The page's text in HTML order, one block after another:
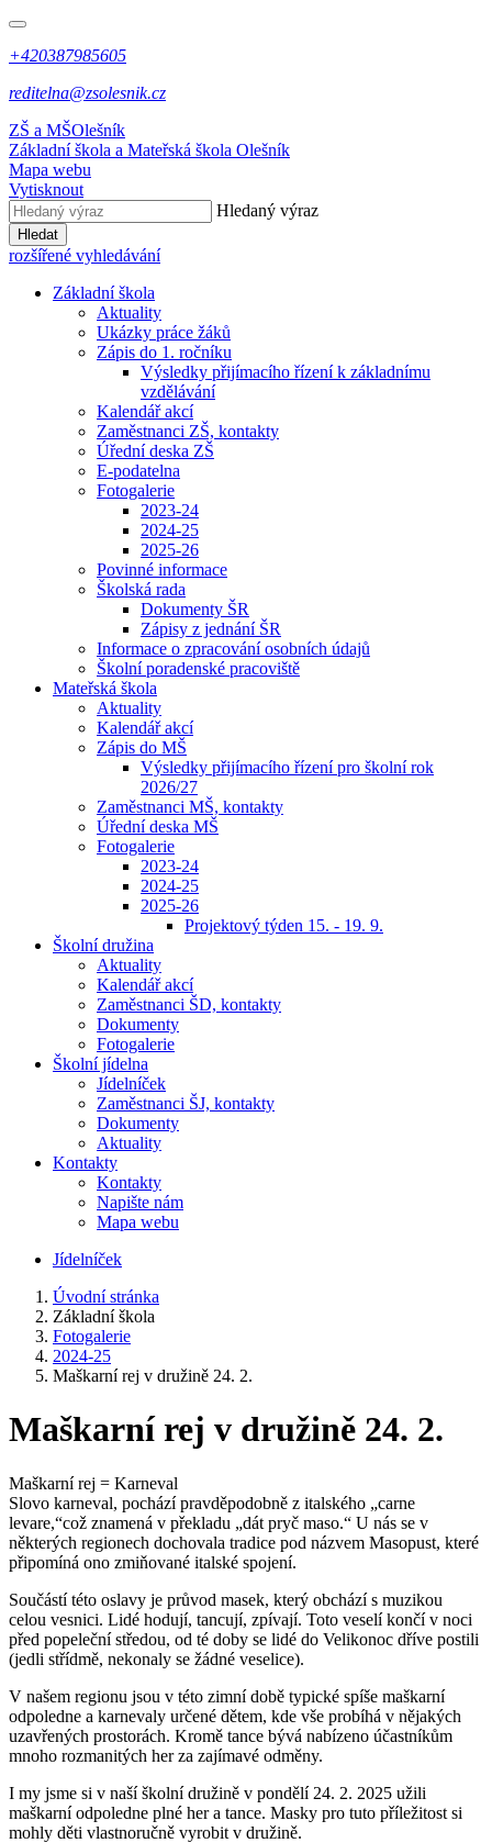
+420387985605
reditelna@zsolesnik.cz
ZŠ a MŠOlešník
Základní škola a Mateřská škola Olešník
Mapa webu
Vytisknout
Hledaný výraz
Hledat
rozšířené vyhledávání
Základní škola
Aktuality
Ukázky práce žáků
Zápis do 1. ročníku
Výsledky přijímacího řízení k základnímu
vzdělávání
Kalendář akcí
Zaměstnanci ZŠ, kontakty
Úřední deska ZŠ
E-podatelna
Fotogalerie
2023-24
2024-25
2025-26
Povinné informace
Školská rada
Dokumenty ŠR
Zápisy z jednání ŠR
Informace o zpracování osobních údajů
Školní poradenské pracoviště
Mateřská škola
Aktuality
Kalendář akcí
Zápis do MŠ
Výsledky přijímacího řízení pro školní rok
2026/27
Zaměstnanci MŠ, kontakty
Úřední deska MŠ
Fotogalerie
2023-24
2024-25
2025-26
Projektový týden 15. - 19. 9.
Školní družina
Aktuality
Kalendář akcí
Zaměstnanci ŠD, kontakty
Dokumenty
Fotogalerie
Školní jídelna
Jídelníček
Zaměstnanci ŠJ, kontakty
Dokumenty
Aktuality
Kontakty
Kontakty
Napište nám
Mapa webu
Jídelníček
Úvodní stránka
Základní škola
Fotogalerie
2024-25
Maškarní rej v družině 24. 2.
Maškarní rej v družině 24. 2.
Maškarní rej = Karneval
Slovo karneval, pochází pravděpodobně z italského „carne
levare,“což znamená v překladu „dát pryč maso.“ U nás se v
některých regionech dochovala tradice pod názvem Masopust, které
připomíná ono zmiňované italské spojení.
Součástí této oslavy je průvod masek, který obchází s muzikou
celou vesnici. Lidé hodují, tancují, zpívají. Toto veselí končí v noci
před popeleční středou, od té doby se lidé do Velikonoc dříve postili
(jedli střídmě, nekonaly se žádné veselice).
V našem regionu jsou v této zimní době typické spíše maškarní
odpoledne a karnevaly určené dětem, kde vše probíhá v nějakých
uzavřených prostorách. Kromě tance bývá nabízeno účastníkům
mnoho rozmanitých her za zajímavé odměny.
I my jsme si v naší školní družině v pondělí 24. 2. 2025 užili
maškarní odpoledne plné her a tance. Masky pro tuto příležitost si
mohly děti vlastnoručně vyrobit v družině.